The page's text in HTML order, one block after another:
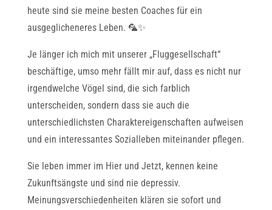
heute sind sie meine besten Coaches für ein
ausgeglicheneres Leben. 🦜✨
Je länger ich mich mit unserer „Fluggesellschaft“
beschäftige, umso mehr fällt mir auf, dass es nicht nur
irgendwelche Vögel sind, die sich farblich
unterscheiden, sondern dass sie auch die
unterschiedlichsten Charaktereigenschaften aufweisen
und ein interessantes Sozialleben miteinander pflegen.
Sie leben immer im Hier und Jetzt, kennen keine
Zukunftsängste und sind nie depressiv.
Meinungsverschiedenheiten klären sie sofort und